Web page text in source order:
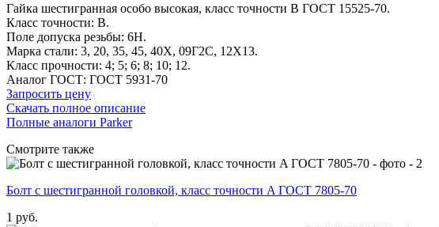
Гайка шестигранная особо высокая, класс точности В ГОСТ 15525-70.
Класс точности: В.
Поле допуска резьбы: 6H.
Марка стали: 3, 20, 35, 45, 40Х, 09Г2С, 12Х13.
Класс прочности: 4; 5; 6; 8; 10; 12.
Аналог ГОСТ: ГОСТ 5931-70
Запросить цену
Скачать полное описание
Полные аналоги Parker
Смотрите также
Болт с шестигранной головкой, класс точности A ГОСТ 7805-70
1 pуб.